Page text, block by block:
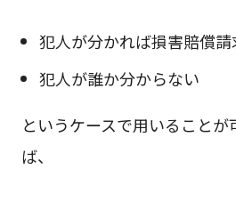
犯人が分かれば損害賠償
犯人が誰か分からない
というケースで用いること
ば、